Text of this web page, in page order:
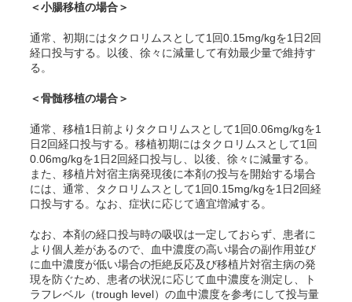
＜小腸移植の場合＞
通常、初期にはタクロリムスとして1回0.15mg/kgを1日2回
経口投与する。以後、徐々に減量して有効最少量で維持す
る。
＜骨髄移植の場合＞
通常、移植1日前よりタクロリムスとして1回0.06mg/kgを1
日2回経口投与する。移植初期にはタクロリムスとして1回
0.06mg/kgを1日2回経口投与し、以後、徐々に減量する。
また、移植片対宿主病発現後に本剤の投与を開始する場合
には、通常、タクロリムスとして1回0.15mg/kgを1日2回経
口投与する。なお、症状に応じて適宜増減する。
なお、本剤の経口投与時の吸収は一定しておらず、患者に
より個人差があるので、血中濃度の高い場合の副作用並び
に血中濃度が低い場合の拒絶反応及び移植片対宿主病の発
現を防ぐため、患者の状況に応じて血中濃度を測定し、ト
ラフレベル（trough level）の血中濃度を参考にして投与量